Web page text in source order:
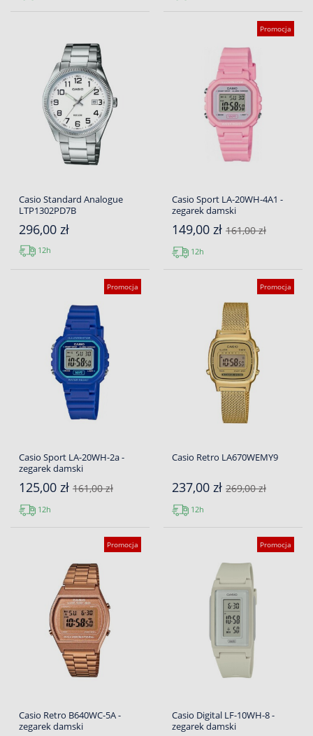
Casio Standard Analogue
LTP1302PD7B
296,00 zł
12h
Promocja
Casio Sport LA-20WH-4A1 -
zegarek damski
149,00 zł 161,00 zł
12h
Promocja
Casio Sport LA-20WH-2a -
zegarek damski
125,00 zł 161,00 zł
12h
Promocja
Casio Retro LA670WEMY9
237,00 zł 269,00 zł
12h
Promocja
Casio Retro B640WC-5A -
zegarek damski
Promocja
Casio Digital LF-10WH-8 -
zegarek damski